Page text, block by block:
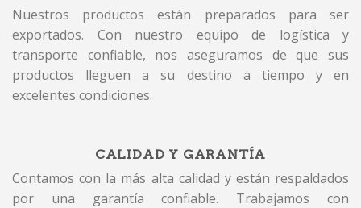
Nuestros productos están preparados para ser
exportados. Con nuestro equipo de logística y
transporte confiable, nos aseguramos de que sus
productos lleguen a su destino a tiempo y en
excelentes condiciones.
CALIDAD Y GARANTÍA
Contamos con la más alta calidad y están respaldados
por una garantía confiable. Trabajamos con